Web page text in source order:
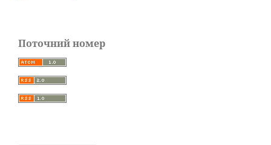
Поточний номер